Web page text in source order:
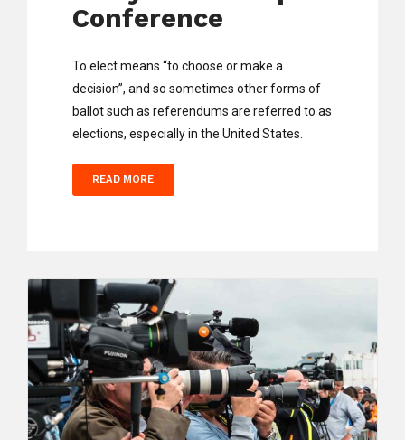
Conference
To elect means “to choose or make a
decision”, and so sometimes other forms of
ballot such as referendums are referred to as
elections, especially in the United States.
READ MORE